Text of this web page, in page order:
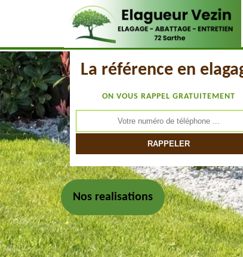
La référence en
ON VOUS RAPPEL GRATUITEMENT
Nos realisations